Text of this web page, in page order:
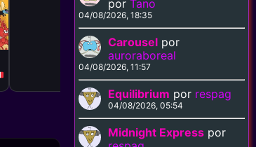
porTano
04/08/2026, 18:35
Carousel por
auroraboreal
04/08/2026, 11:57
Equilibrium por respag
04/08/2026, 05:54
Midnight Express por